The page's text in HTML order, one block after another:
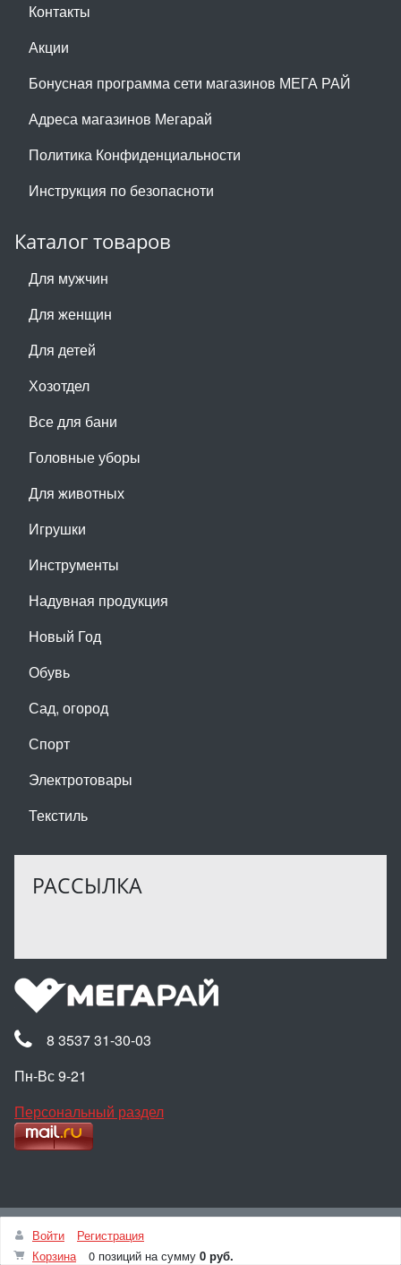
Контакты
Акции
Бонусная программа сети магазинов МЕГА РАЙ
Адреса магазинов Мегарай
Политика Конфиденциальности
Инструкция по безопасноти
Каталог товаров
Для мужчин
Для женщин
Для детей
Хозотдел
Все для бани
Головные уборы
Для животных
Игрушки
Инструменты
Надувная продукция
Новый Год
Обувь
Сад, огород
Спорт
Электротовары
Текстиль
РАССЫЛКА
8 3537 31-30-03
Пн-Вс 9-21
Персональный раздел
© Интернет-магазин МЕГАРАЙ, 2025
Войти
Регистрация
Корзина
0 позиций на сумму 0 руб.